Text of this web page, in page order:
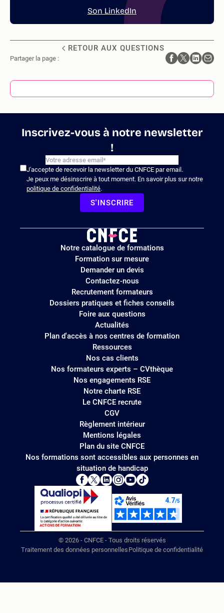
Son LinkedIn
RETOUR AUX QUESTIONS
Partager la page :
Inscrivez-vous à notre newsletter
!
J'accepte de recevoir la newsletter du CNFCE par email.
Je peux me désinscrire à tout moment. En savoir plus sur notre
politique de confidentialité.
S'INSCRIRE
Logo
site
Notre catalogue de formations
Formation sur mesure
Demander un devis
Contactez-nous
Recrutement formateurs
Dossiers pratiques et fiches conseils
Foire aux questions
Actualités
Plan d'accès à nos centres de formation
Ressources
Nos cas clients
Nos formateurs experts – CVthèque
Nos engagements RSE
Notre charte RSE
Le CNFCE recrute
CGV
Règlement intérieur
Mentions légales
Plan du site CNFCE
Nos formations sont accessibles aux personnes en
situation de handicap
© 2026 - CNFCE - Tous droits réservés
Traitement des données personnelles Politique de confidentialité